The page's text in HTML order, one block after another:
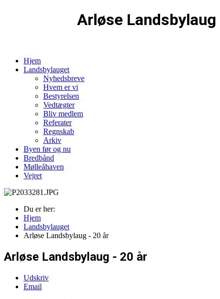
Arløse Landsbylaug
Hjem
Landsbylauget
Nyhedsbreve
Hvem er vi
Bestyrelsen
Vedtægter
Bliv medlem
Referater
Regnskab
Arkiv
Byen før og nu
Bredbånd
Mølleåhaven
Vejret
Du er her:
Hjem
Landsbylauget
Arløse Landsbylaug - 20 år
Arløse Landsbylaug - 20 år
Udskriv
Email